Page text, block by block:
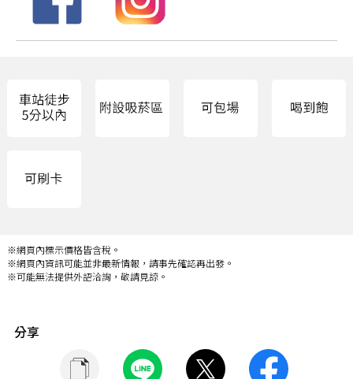
※網頁內標示價格皆含稅。
※網頁內資訊可能並非最新情報，請事先確認再出發。
※可能無法提供外語洽詢，敬請見諒。
分享